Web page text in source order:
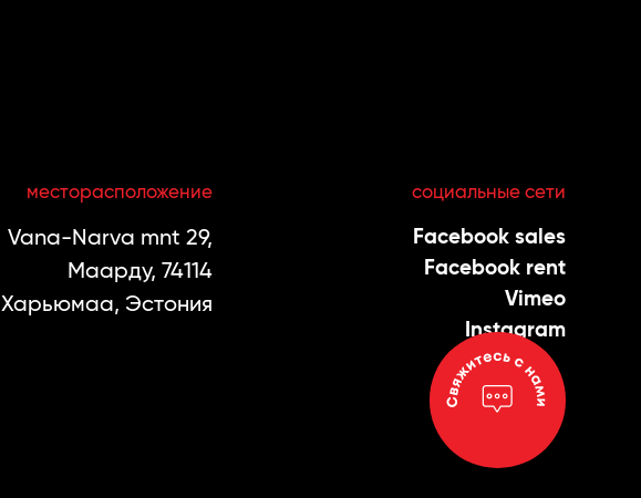
месторасположение
Vana-Narva mnt 29,
Маарду, 74114
Харьюмаа, Эстония
социальные сети
Facebook sales
Facebook rent
Vimeo
Instagram